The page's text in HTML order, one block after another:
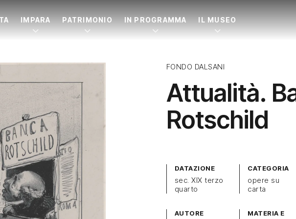
IMPARA PATRIMONIO IN PROGRAMMA IL MUSEO
FONDO DALSANI
Attualità.
Rotschild
DATAZIONE
sec. XIX terzo
quarto
CATEGORIA
opere su
carta
AUTORE
MATERIA E